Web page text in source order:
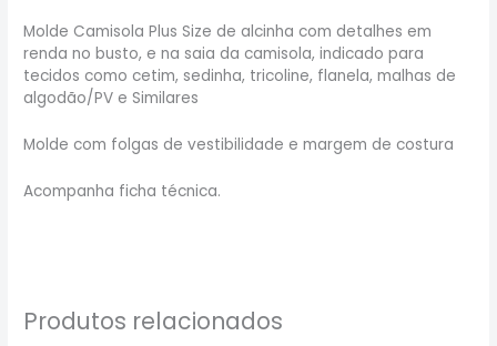
Molde Camisola Plus Size de alcinha com detalhes em
renda no busto, e na saia da camisola, indicado para
tecidos como cetim, sedinha, tricoline, flanela, malhas de
algodão/PV e Similares
Molde com folgas de vestibilidade e margem de costura
Acompanha ficha técnica.
Produtos relacionados